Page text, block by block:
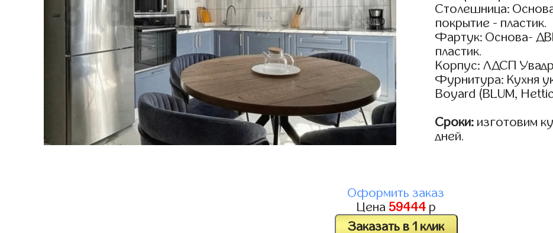
Столешница:
покрытие - пластик.
Фартук: Основа-
пластик.
Корпус: ЛДСП
Фурнитура: Кухня
Boyard (BLUM,
Сроки: изготовим
дней.
Оформить заказ
Цена 59444р
Заказать в 1 клик